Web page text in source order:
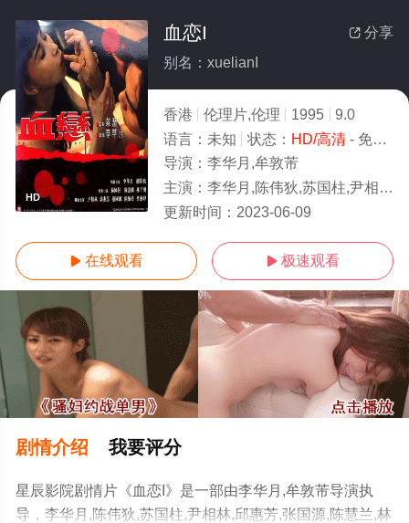
HD
 分享
血恋I
别名：xuelianI
香港 伦理片,伦理 1995
9.0
语言： 未知 状态： HD/高清- 免费在线观看
导演： 李华月,牟敦芾
主演： 李华月,陈伟狄,苏国柱,尹相林,邱惠芳,张国源,陈慧兰,林于飞
更新时间： 2023-06-09
 在线观看  极速观看
剧情介绍 我要评分
星辰影院剧情片《血恋I》是一部由李华月,牟敦芾导演执
导，李华月,陈伟狄,苏国柱,尹相林,邱惠芳,张国源,陈慧兰,林